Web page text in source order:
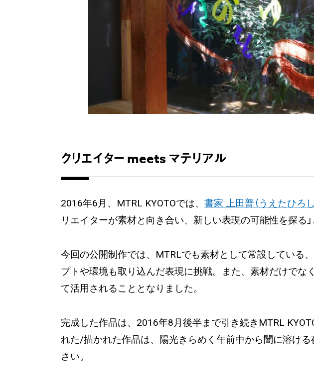
クリエイター meets マテリアル
2016年6月、MTRL KYOTOでは、 書家 上田普（うえたひろ
リエイターが素材と向き合い、新しい表現の可能性を探る」
今回の公開制作では、MTRLでも素材として常設している、
プトや環境も取り込んだ表現に挑戦。また、素材だけで
て活用されることとなりました。
完成した作品は、2016年8月後半まで引き続きMTRL
れた/描かれた作品は、陽光きらめく午前中から闇に溶け
さい。